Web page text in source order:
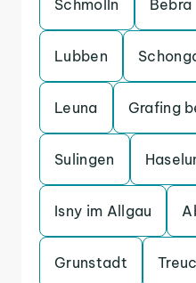
Schmolln Bebra
Lubben
Leuna Grafing
Sulingen
Isny im Allgau
Grunstadt